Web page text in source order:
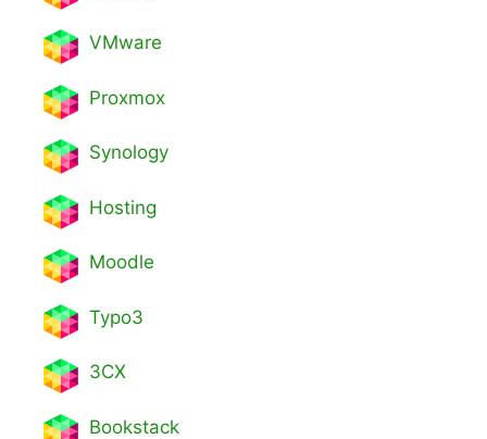
VMware
Proxmox
Synology
Hosting
Moodle
Typo3
3CX
Bookstack